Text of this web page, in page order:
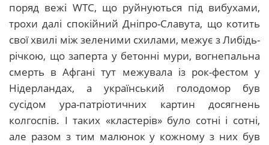
поряд вежі WTC, що руйнуються під вибухами,
трохи далі спокійний Дніпро-Славута, що котить
свої хвилі між зеленими схилами, межує з Либідь-
річкою, що заперта у бетонні мури, вогнепальна
смерть в Афгані тут межувала із рок-фестом у
Нідерландах, а український голодомор був
сусідом ура-патріотичних картин досягнень
колгоспів. І таких «кластерів» було сотні і сотні,
але разом з тим малюнок у кожному з них був